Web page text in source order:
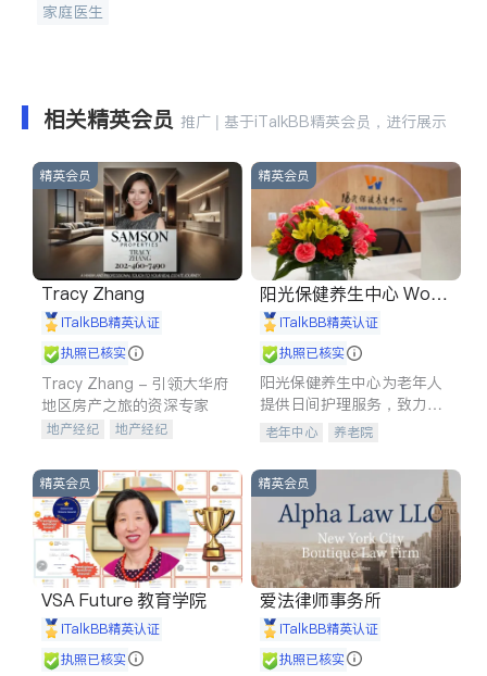
家庭医生
相关精英会员 推广 | 基于iTalkBB精英会员，进行展示
精英会员
Tracy Zhang
iTalkBB精英认证
执照已核实
Tracy Zhang - 引领大华府
地区房产之旅的资深专家
地产经纪
地产经纪
商铺租售
开发商建商
精英会员
阳光保健养生中心 World
shine
iTalkBB精英认证
执照已核实
阳光保健养生中心为老年人
提供日间护理服务，致力于
通过持续的护理创新来有效
老年中心 养老院
精英会员
VSA Future 教育学院
iTalkBB精英认证
执照已核实
精英会员
爱法律师事务所
iTalkBB精英认证
执照已核实